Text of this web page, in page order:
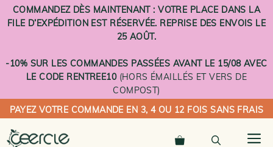
Aller
au
COMMANDEZ DÈS MAINTENANT : VOTRE PLACE DANS LA
FILE D’EXPÉDITION EST RÉSERVÉE. REPRISE DES ENVOIS LE
25 AOÛT.
-10% SUR LES COMMANDES PASSÉES AVANT LE 15/08 AVEC
LE CODE RENTREE10(HORS ÉMAILLÉS ET VERS DE
COMPOST)
PAYEZ VOTRE COMMANDE EN 3, 4 OU 12 FOIS SANS FRAIS